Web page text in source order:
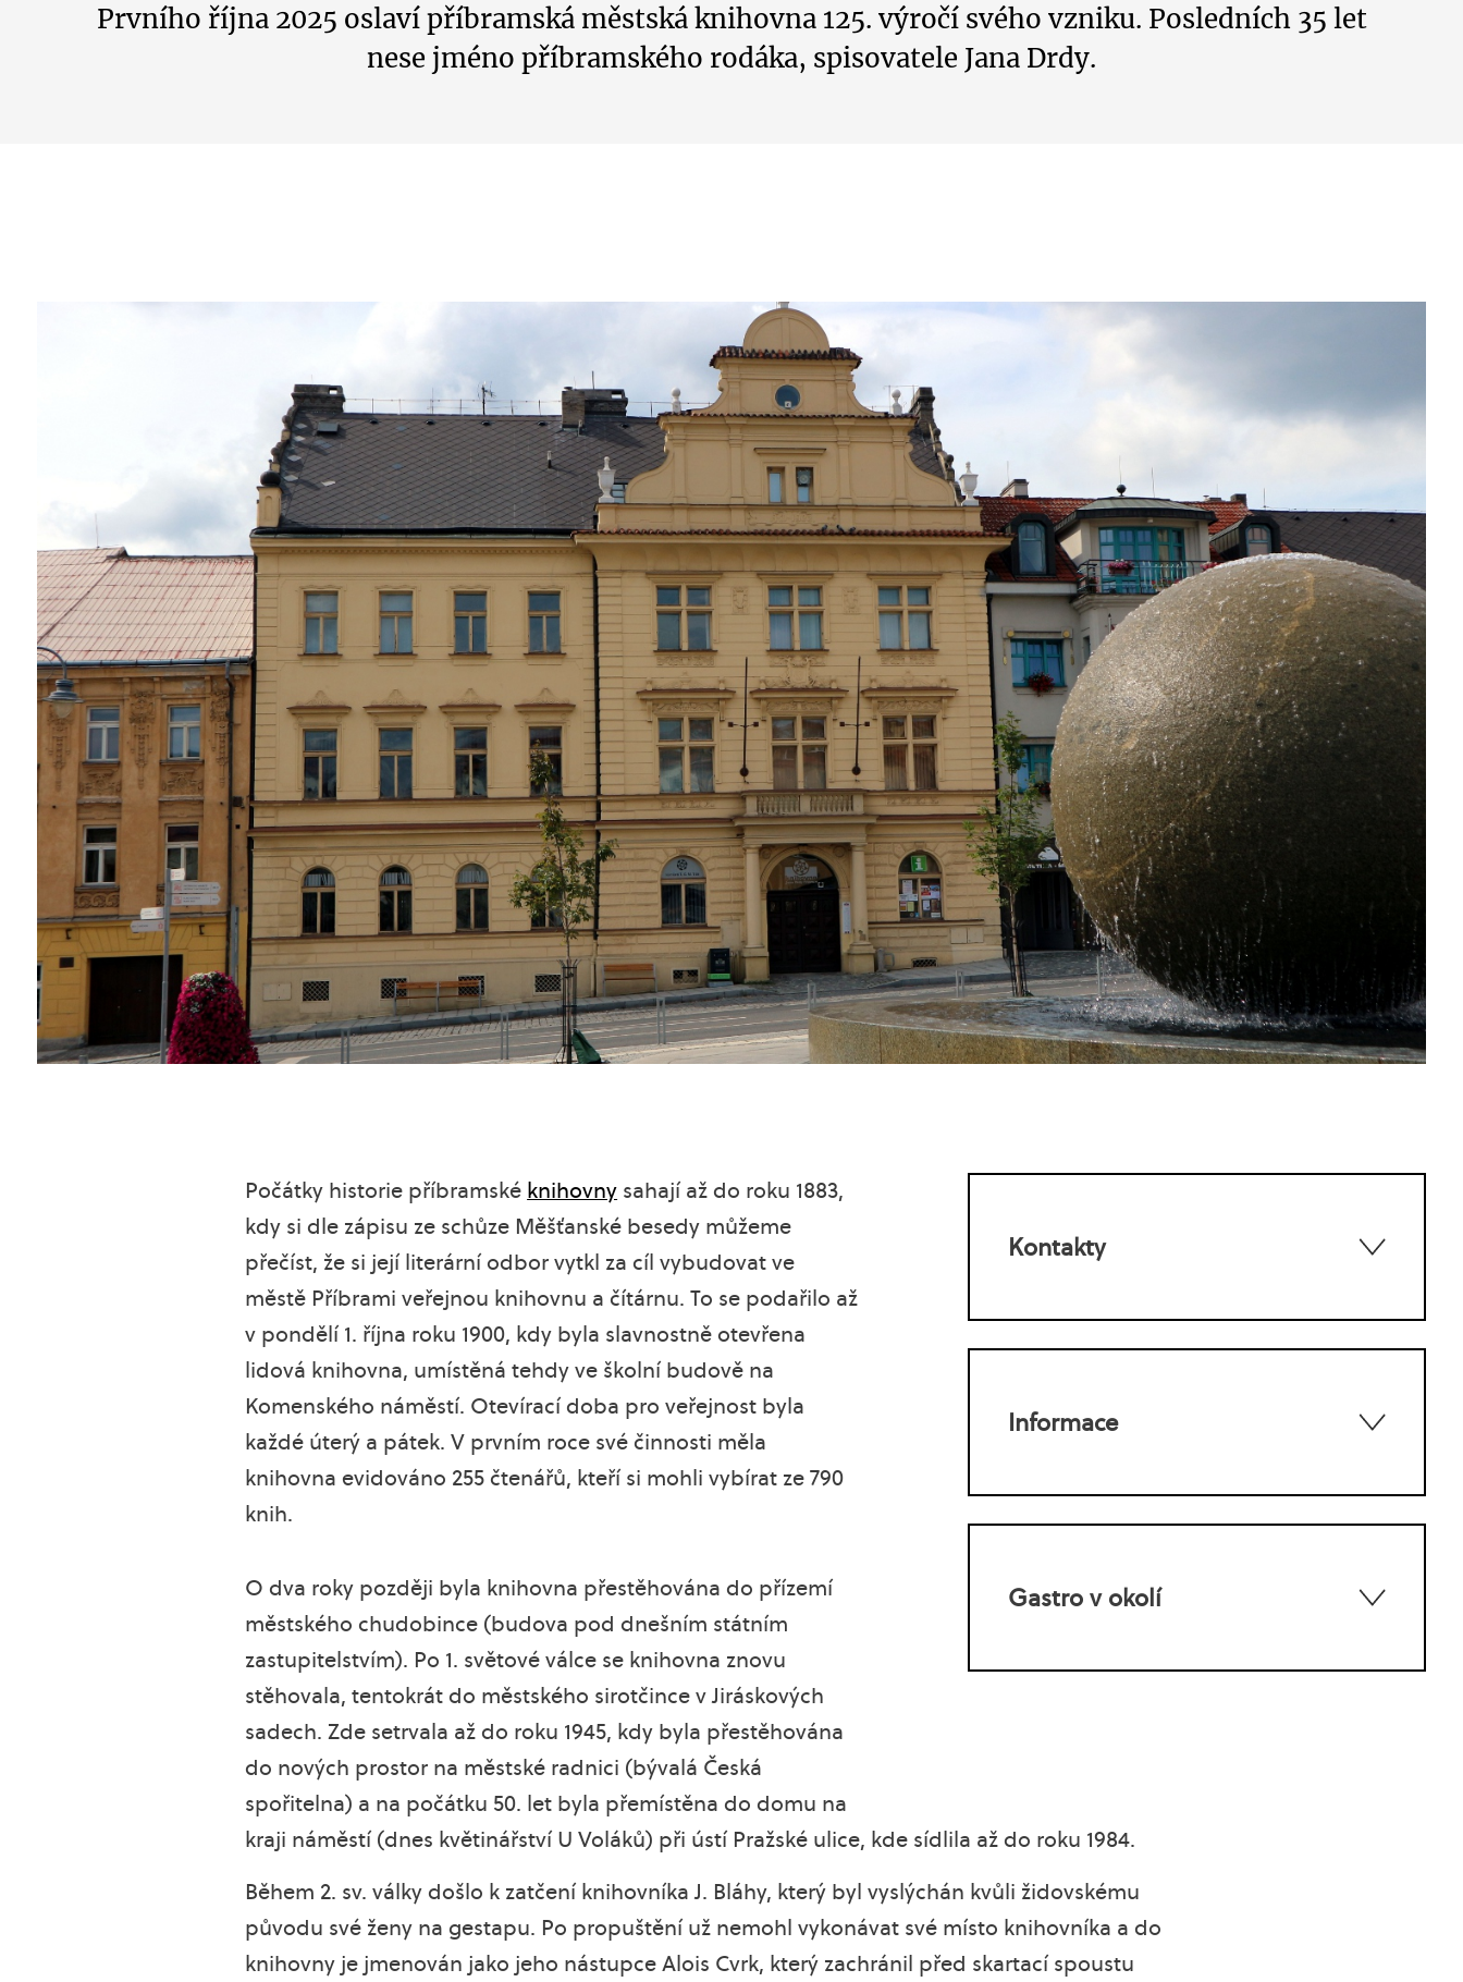
Prvního října 2025 oslaví příbramská městská knihovna 125. výročí svého vzniku. Posledních 35 let
nese jméno příbramského rodáka, spisovatele Jana Drdy.
Kontakty
Informace
Gastro v okolí
Počátky historie příbramské knihovny sahají až do roku 1883,
kdy si dle zápisu ze schůze Měšťanské besedy můžeme
přečíst, že si její literární odbor vytkl za cíl vybudovat ve
městě Příbrami veřejnou knihovnu a čítárnu. To se podařilo až
v pondělí 1. října roku 1900, kdy byla slavnostně otevřena
lidová knihovna, umístěná tehdy ve školní budově na
Komenského náměstí. Otevírací doba pro veřejnost byla
každé úterý a pátek. V prvním roce své činnosti měla
knihovna evidováno 255 čtenářů, kteří si mohli vybírat ze 790
knih.
O dva roky později byla knihovna přestěhována do přízemí
městského chudobince (budova pod dnešním státním
zastupitelstvím). Po 1. světové válce se knihovna znovu
stěhovala, tentokrát do městského sirotčince v Jiráskových
sadech. Zde setrvala až do roku 1945, kdy byla přestěhována
do nových prostor na městské radnici (bývalá Česká
spořitelna) a na počátku 50. let byla přemístěna do domu na
kraji náměstí (dnes květinářství U Voláků) při ústí Pražské ulice, kde sídlila až do roku 1984.
Během 2. sv. války došlo k zatčení knihovníka J. Bláhy, který byl vyslýchán kvůli židovskému
původu své ženy na gestapu. Po propuštění už nemohl vykonávat své místo knihovníka a do
knihovny je jmenován jako jeho nástupce Alois Cvrk, který zachránil před skartací spoustu